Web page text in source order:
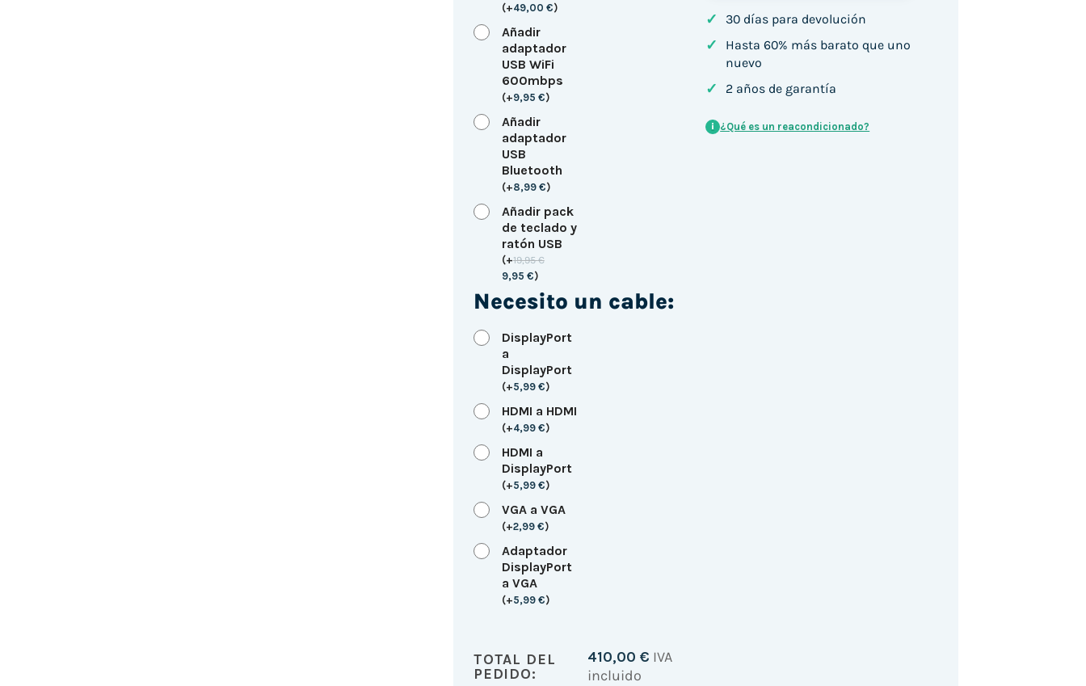
(+49,00 €)
Añadir
adaptador
USB WiFi
600mbps
(+9,95 €)
Añadir
adaptador
USB
Bluetooth
(+8,99 €)
Añadir pack
de teclado y
ratón USB
(+19,95€
9,95 €)
Necesito un cable:
DisplayPort
a
DisplayPort
(+5,99 €)
HDMI a HDMI
(+4,99 €)
HDMI a
DisplayPort
(+5,99 €)
VGA a VGA
(+2,99 €)
Adaptador
DisplayPort
a VGA
(+5,99 €)
TOTAL DEL
PEDIDO:
410,00 € IVA
incluido
✓ 30 días para devolución
✓
Hasta 60% más barato que uno
nuevo
✓ 2 años de garantía
i ¿Qué es un reacondicionado?